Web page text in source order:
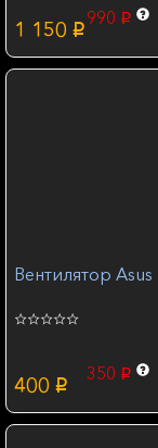
1 150 p
990 p
Вентилятор Asus
400 p
350 p